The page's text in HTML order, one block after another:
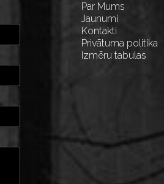
Par Mums
Jaunumi
Kontakti
Privātuma politika
Izmēru tabulas